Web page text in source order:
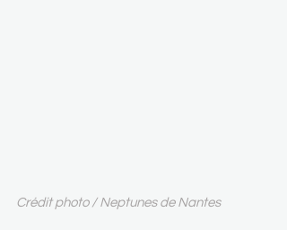
Crédit photo / Neptunes de Nantes